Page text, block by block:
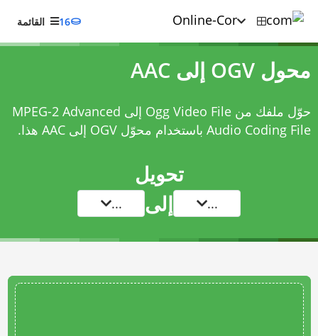
16 القائمة
محول OGV إلى AAC
حوّل ملفك من Ogg Video File إلى MPEG-2 Advanced
Audio Coding File باستخدام
محوّل OGV إلى AAC هذا.
تحويل
... إلى ...